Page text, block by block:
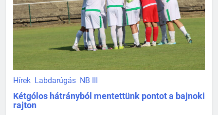
Hírek Labdarúgás NB III
Kétgólos hátrányból mentettünk pontot a bajnoki
rajton